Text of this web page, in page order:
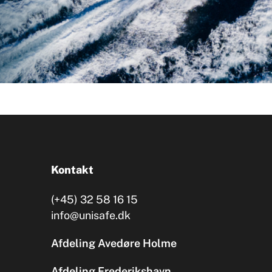
Kontakt
(+45) 32 58 16 15
info@unisafe.dk
Afdeling Avedøre Holme